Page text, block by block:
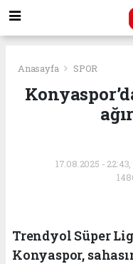
Anasayfa SPOR
17.08.2025 -
Trendyol Süper
Konyaspor,